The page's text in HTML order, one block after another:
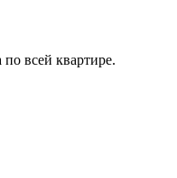
по всей квартире.